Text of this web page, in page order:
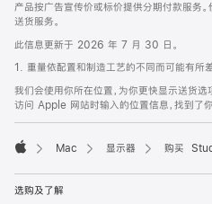
产品按广告宣传价或标价提供分期付款服务
送货服务。
此信息更新于 2026 年 7 月 30 日。
1. 重量依配置和制造工艺的不同而可能有所差
我们会使用你所在位置，为你更快显示送货选
访问 Apple 网站时输入的位置信息，找到了你
Mac 显示器 购买
选购及了解